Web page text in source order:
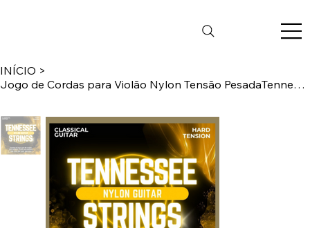
INÍCIO >
Jogo de Cordas para Violão Nylon Tensão PesadaTennessee